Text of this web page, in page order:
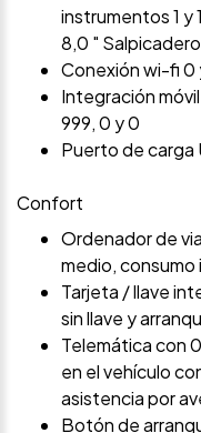
instrumentos 1 y
8,0 "
Conexión wi-fi 0
Integración
999, 0 y 0
Puerto de carga
Confort
Ordenador de
medio,
Tarjeta / llave
sin llave y
Telemática con
en el vehículo
asistencia por
Botón de